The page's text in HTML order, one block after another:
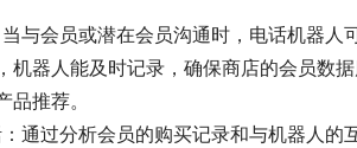
与会员或潜在会员沟通时，电话机器
机器人能及时记录，确保商店的会员数
推荐。
通过分析会员的购买记录和与机器人